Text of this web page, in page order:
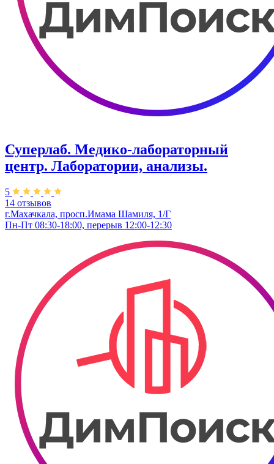
Суперлаб. Медико-лабораторный
центр. Лаборатории, анализы.
5
14 отзывов
г.Махачкала, просп.Имама Шамиля, 1/Г
Пн-Пт 08:30-18:00, перерыв 12:00-12:30